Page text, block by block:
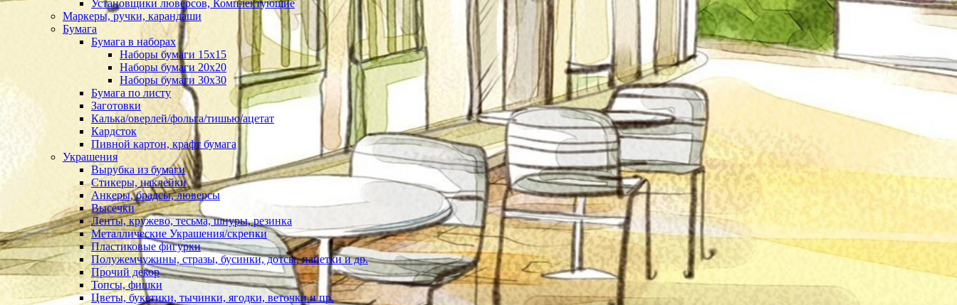
Установщики люверсов, Комплектующие
Маркеры, ручки, карандаши
Бумага
Бумага в наборах
Наборы бумаги 15х15
Наборы бумаги 20х20
Наборы бумаги 30х30
Бумага по листу
Заготовки
Калька/оверлей/фольга/тишью/ацетат
Кардсток
Пивной картон, крафт бумага
Украшения
Вырубка из бумаги
Стикеры, наклейки
Анкеры, брадсы, люверсы
Высечки
Ленты, кружево, тесьма, шнуры, резинка
Металлические Украшения/скрепки
Пластиковые фигурки
Полужемчужины, стразы, бусинки, дотсы, пайетки и др.
Прочий декор
Топсы, фишки
Цветы, букетики, тычинки, ягодки, веточки и пр.